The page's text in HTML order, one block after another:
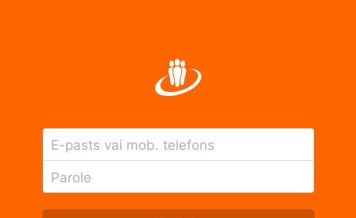
E-pasts vai mob. telefons
Parole